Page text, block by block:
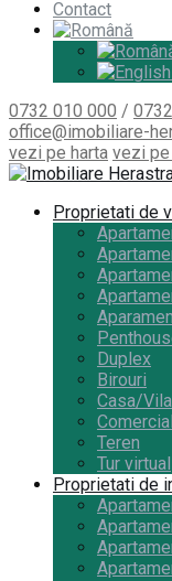
Contact
0732 010 000 /
office@imobiliare-
vezi pe harta vezi pe
Proprietati de
Duplex
Birouri
Casa/Vila
Comercial
Teren
Tur virtual
Proprietati de